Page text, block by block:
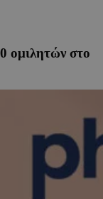
ομιλητών στο